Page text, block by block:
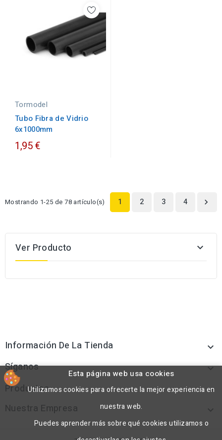
Tormodel
Tubo Fibra de Vidrio
6x1000mm
1,95 €
Mostrando 1-25 de 78 artículo(s) 1 2 3 4 
Ver Producto 
Información De La Tienda 
Síganos 
Productos 
Nuestra Empresa 
Esta página web usa cookies
Utilizamos cookies para ofrecerte la mejor experiencia en
nuestra web.
Puedes aprender más sobre qué cookies utilizamos o